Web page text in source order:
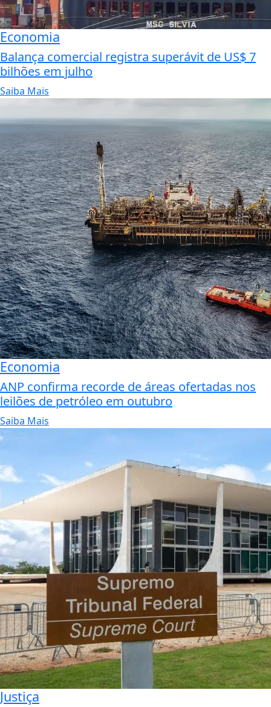
Economia
Balança comercial registra superávit de US$ 7
bilhões em julho
Saiba Mais
Economia
ANP confirma recorde de áreas ofertadas nos
leilões de petróleo em outubro
Saiba Mais
Justiça